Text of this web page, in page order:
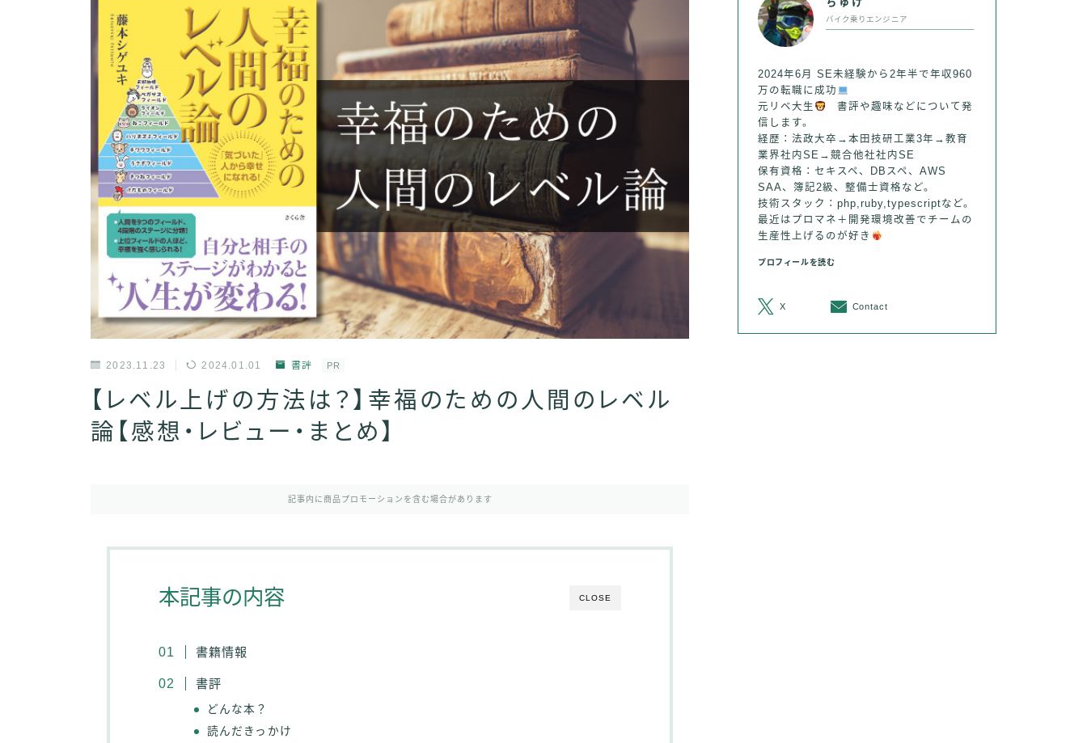
2023.11.23 2024.01.01 書評 PR
【レベル上げの方法は？】幸福のための人間のレベル
論【感想・レビュー・まとめ】
記事内に商品プロモーションを含む場合があります
CLOSE
本記事の内容
書籍情報
書評
どんな本？
読んだきっかけ
バイク乗りエンジニア
2024年6月 SE未経験から2年半で年収960
万の転職に成功
元リベ大生
書評や趣味などについて発
信します。
経歴：法政大卒→本田技研工業3年→教育
業界社内SE→競合他社社内SE
保有資格：セキスペ、DBスペ、AWS
SAA、簿記2級、整備士資格など。
技術スタック：php,ruby,typescriptなど。
最近はプロマネ＋開発環境改善でチームの
生産性上げるのが好き
プロフィールを読む
X Contact